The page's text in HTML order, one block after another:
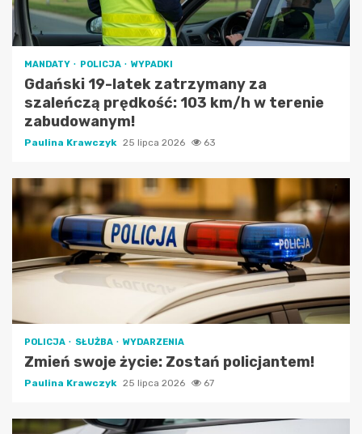
MANDATY POLICJA WYPADKI
Gdański 19-latek zatrzymany za
szaleńczą prędkość: 103 km/h w terenie
zabudowanym!
Paulina Krawczyk 25 lipca 2026 63
POLICJA SŁUŻBA WYDARZENIA
Zmień swoje życie: Zostań policjantem!
Paulina Krawczyk 25 lipca 2026 67